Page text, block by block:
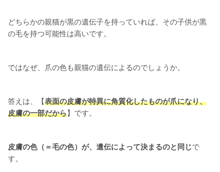
どちらかの親猫が黒の遺伝子を持っていれば、その子供が黒
の毛を持つ可能性は高いです。
ではなぜ、爪の色も親猫の遺伝によるのでしょうか。
答えは、【表面の皮膚が特異に角質化したものが爪になり、
皮膚の一部だから】です。
皮膚の色（＝毛の色）が、遺伝によって決まるのと同じで
す。